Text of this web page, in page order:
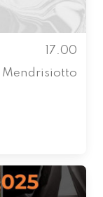
17.00
Mendrisiotto